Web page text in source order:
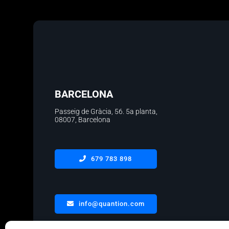
BARCELONA
Passeig de Gràcia, 56. 5a planta
08007, Barcelona
679 783 898
info@quantion.com